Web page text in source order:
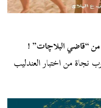
“قاضي البلاچات” !
نجاة من اختبار العندليب